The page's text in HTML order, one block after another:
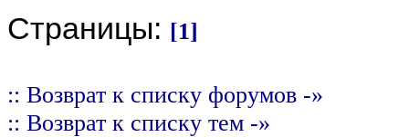
Страницы: [1]
:: Возврат к списку форумов -»
:: Возврат к списку тем -»